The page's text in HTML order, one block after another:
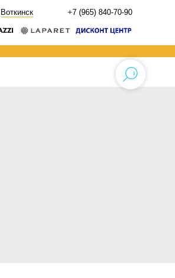
+7 (965) 840-70-90
Воткинск